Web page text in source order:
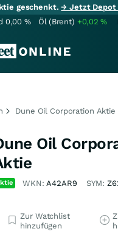
geschenkt.→ Jetzt Depot
0,00 % Öl (Brent) +0,02%
Dune Oil Corporation Aktie
Oil
WKN:A42AR9 SYM:
Zur Watchlist
hinzufügen